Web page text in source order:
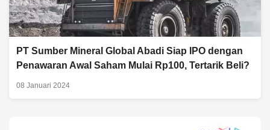
PT Sumber Mineral Global Abadi Siap IPO dengan
Penawaran Awal Saham Mulai Rp100, Tertarik Beli?
08 Januari 2024